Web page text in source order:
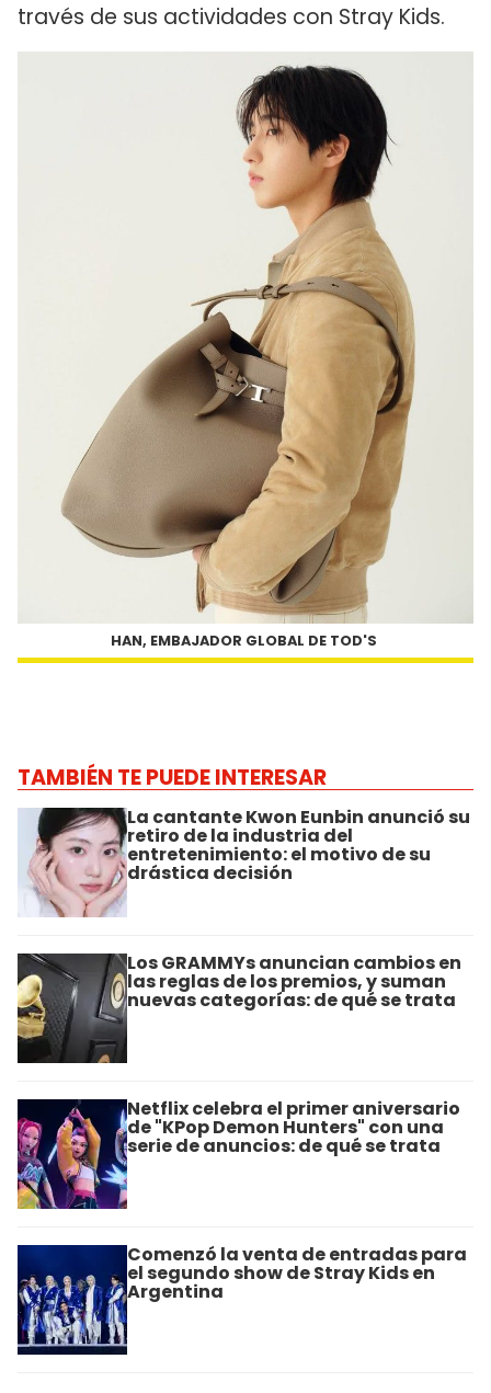
través de sus actividades con Stray Kids.
HAN, EMBAJADOR GLOBAL DE TOD'S
TAMBIÉN TE PUEDE INTERESAR
La cantante Kwon Eunbin anunció su
retiro de la industria del
entretenimiento: el motivo de su
drástica decisión
Los GRAMMYs anuncian cambios en
las reglas de los premios, y suman
nuevas categorías: de qué se trata
Netflix celebra el primer aniversario
de "KPop Demon Hunters" con una
serie de anuncios: de qué se trata
Comenzó la venta de entradas para
el segundo show de Stray Kids en
Argentina